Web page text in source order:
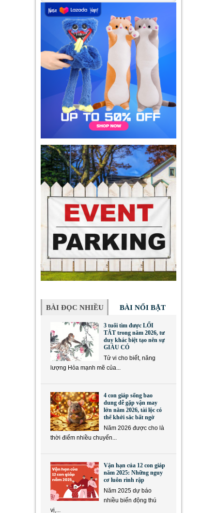
BÀI ĐỌC NHIỀU BÀI NỔI BẬT
3 tuổi tìm được LỐI
TẮT trong năm 2026, tư
duy khác biệt tạo nên sự
GIÀU CÓ
Tử vi cho biết, năng
lượng Hỏa mạnh mẽ của...
4 con giáp sống bao
dung dễ gặp vận may
lớn năm 2026, tài lộc có
thể khởi sắc bất ngờ
Năm 2026 được cho là
thời điểm nhiều chuyển...
Vận hạn của 12 con giáp
năm 2025: Những nguy
cơ luôn rình rập
Năm 2025 dự báo
nhiều biến động thú
vị,...